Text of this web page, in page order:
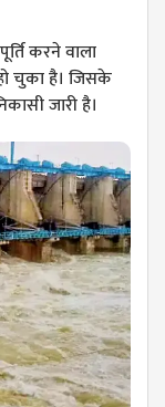
करने वाला
चुका है। जिसके
जारी है।